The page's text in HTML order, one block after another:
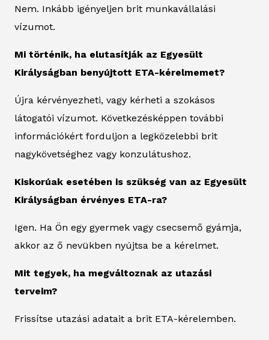
Nem. Inkább igényeljen brit munkavállalási
vízumot.
Mi történik, ha elutasítják az Egyesült
Királyságban benyújtott ETA-kérelmemet?
Újra kérvényezheti, vagy kérheti a szokásos
látogatói vízumot. Következésképpen további
információkért forduljon a legközelebbi brit
nagykövetséghez vagy konzulátushoz.
Kiskorúak esetében is szükség van az Egyesült
Királyságban érvényes ETA-ra?
Igen. Ha Ön egy gyermek vagy csecsemő gyámja,
akkor az ő nevükben nyújtsa be a kérelmet.
Mit tegyek, ha megváltoznak az utazási
terveim?
Frissítse utazási adatait a brit ETA-kérelemben.